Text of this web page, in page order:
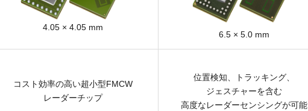
4.05 × 4.05 mm
6.5 × 5.0 mm
コスト効率の高い超小型FMCW
レーダーチップ
位置検知、トラッキング、
ジェスチャーを含む
高度なレーダーセンシングが可能